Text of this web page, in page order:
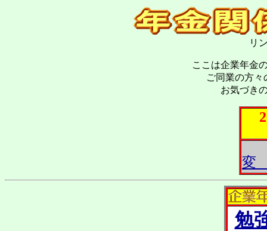
リ
ここは企業年金
ご同業の方
お気づき
変
勉